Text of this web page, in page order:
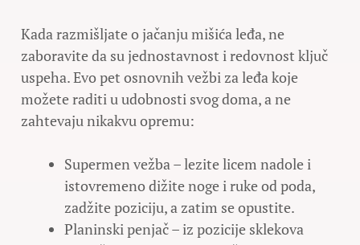
Kada razmišljate o jačanju mišića leđa, ne
zaboravite da su jednostavnost i redovnost ključ
uspeha. Evo pet osnovnih vežbi za leđa koje
možete raditi u udobnosti svog doma, a ne
zahtevaju nikakvu opremu:
Supermen vežba – lezite licem nadole i
istovremeno dižite noge i ruke od poda,
zadžite poziciju, a zatim se opustite.
Planinski penjač – iz pozicije sklekova